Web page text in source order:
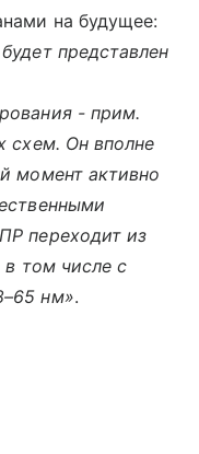
на будущее:
представлен
- прим.
схем. Он вполне
момент активно
переходит из
в том числе с
нм».